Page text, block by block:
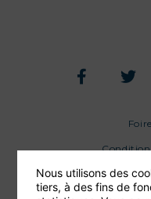
Nous utilisons des
tiers, à des fins de